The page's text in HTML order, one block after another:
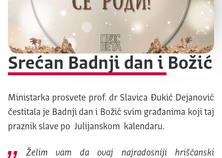
Srećan Badnji dan i Božić
Ministarka prosvete prof. dr Slavica Đukić Dejanović
čestitala je Badnji dan i Božić svim građanima koji taj
praznik slave po Julijanskom kalendaru.
Želim vam da ovaj najradosniji hrišćanski